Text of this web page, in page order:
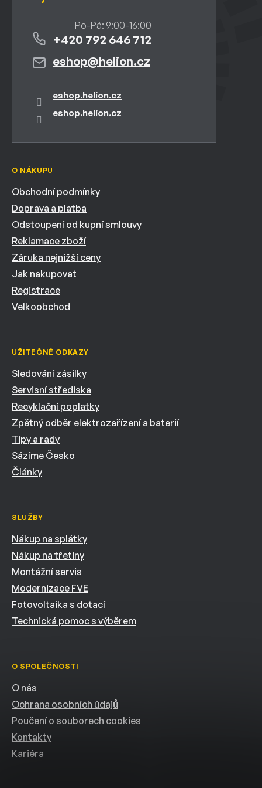
eshop@helion.cz
+420 792 646 712
eshop.helion.cz
eshop.helion.cz
O NÁKUPU
Obchodní podmínky
Doprava a platba
Odstoupení od kupní smlouvy
Reklamace zboží
Záruka nejnižší ceny
Jak nakupovat
Registrace
Velkoobchod
UŽITEČNÉ ODKAZY
Sledování zásilky
Servisní střediska
Recyklační poplatky
Zpětný odběr elektrozařízení a baterií
Tipy a rady
Sázíme Česko
Články
SLUŽBY
Nákup na splátky
Nákup na třetiny
Montážní servis
Modernizace FVE
Fotovoltaika s dotací
Technická pomoc s výběrem
O SPOLEČNOSTI
O nás
Ochrana osobních údajů
Poučení o souborech cookies
Kontakty
Kariéra